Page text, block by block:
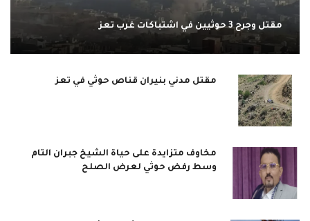
مقتل وجرح 3 حوثيين في اشتباكات غرب تعز
مقتل مدني بنيران قناص حوثي في تعز
مخاوف متزايدة على حياة الشيخ جبران التام
وسط رفض حوثي لعرض الصلح